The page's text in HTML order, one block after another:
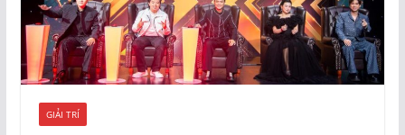
GIẢI TRÍ